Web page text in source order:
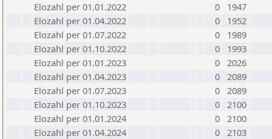
Elozahl per 01.01.2022
0
1947
Elozahl per 01.04.2022
0
1952
Elozahl per 01.07.2022
0
1989
Elozahl per 01.10.2022
0
1993
Elozahl per 01.01.2023
0 2026
Elozahl per 01.04.2023
0 2089
Elozahl per 01.07.2023
0 2089
Elozahl per 01.10.2023
0 2100
Elozahl per 01.01.2024
0 2100
Elozahl per 01.04.2024
0 2103